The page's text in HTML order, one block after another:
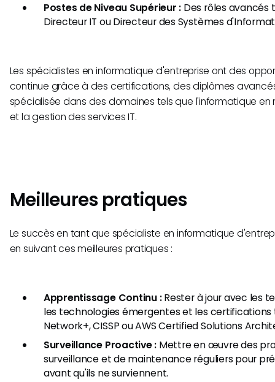
Postes de Niveau Supérieur : Des rôles avancés
Directeur IT ou Directeur des Systèmes
Les spécialistes en informatique d'entreprise ont des
continue grâce à des certifications, des diplômes
spécialisée dans des domaines tels que l'informatique
et la gestion des services IT.
Meilleures pratiques
Le succès en tant que spécialiste en informatique
en suivant ces meilleures pratiques :
Apprentissage Continu :Rester à jour avec les
les technologies émergentes et les certifications
Network+, CISSP ou AWS Certified Solutions
Surveillance Proactive : Mettre en œuvre des
surveillance et de maintenance réguliers pour
avant qu'ils ne surviennent.